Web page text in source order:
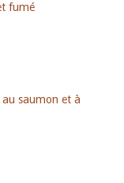
fumé
saumon et à